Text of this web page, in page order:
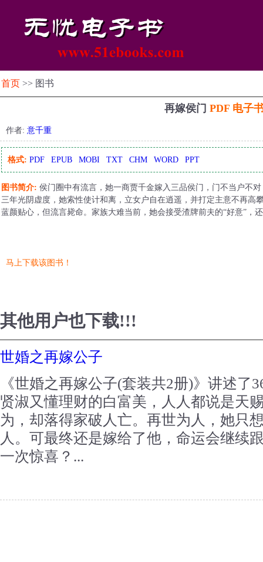
首页 >> 图书
再嫁侯门 PDF 电子
作者: 意千重
格式: PDF EPUB MOBI TXT CHM WORD PPT
图书简介: 侯门圈中有流言，她一商贾千金嫁入三品侯门，门不当户不
三年光阴虚度，她索性使计和离，立女户自在逍遥，并打定主意不再高
蓝颜贴心，但流言毙命。家族大难当前，她会接受渣牌前夫的“好意”，
马上下载该图书！
其他用户也下载!!!
世婚之再嫁公子
《世婚之再嫁公子(套装共2册)》讲述了
贤淑又懂理财的白富美，人人都说是天
为，却落得家破人亡。再世为人，她只
人。可最终还是嫁给了他，命运会继续
一次惊喜？...